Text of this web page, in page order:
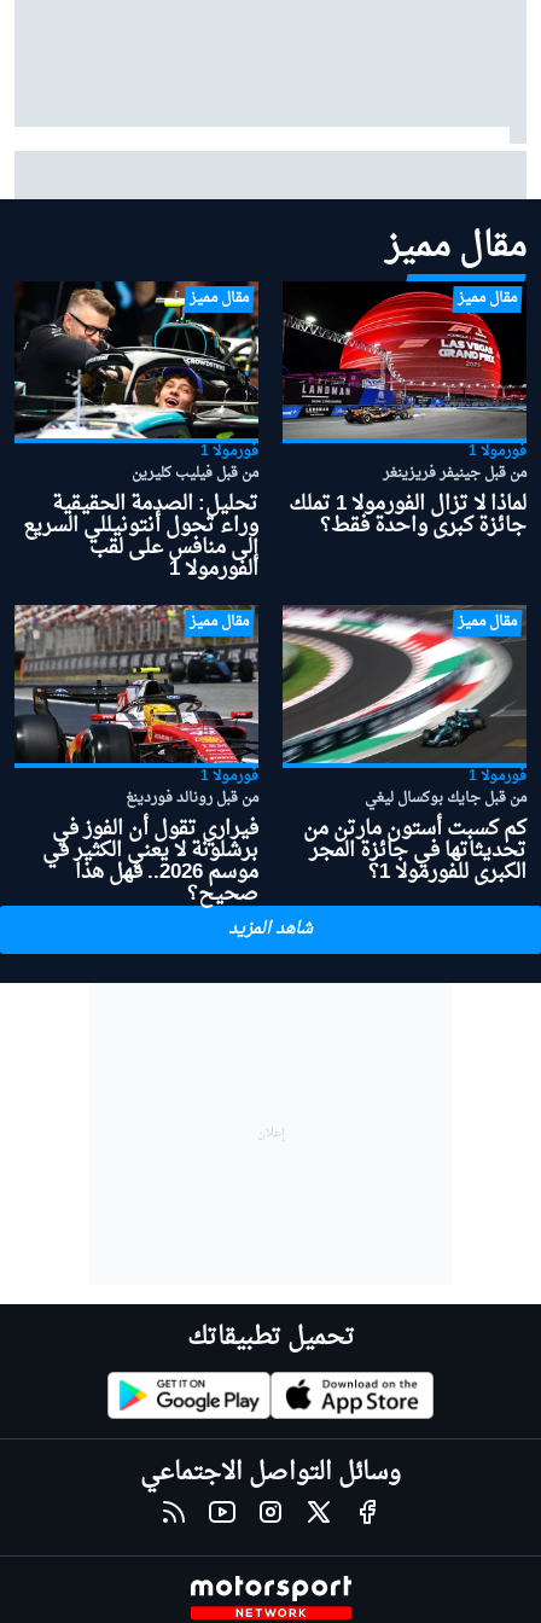
بينوتو يردّ على شائعات ساينز وبياسـتري: "نحن سعداء
مقال مميز
مقال مميز
فورمولا 1
من قبل جينيفر فريزينغر
لماذا لا تزال الفورمولا 1 تملك
جائزة كبرى واحدة فقط؟
مقال مميز
فورمولا 1
من قبل فيليب كليرين
تحليل: الصدمة الحقيقية
وراء تحول أنتونيللي السريع
إلى منافس على لقب
الفورمولا 1
مقال مميز
فورمولا 1
من قبل جايك بوكسال ليغي
كم كسبت أستون مارتن من
تحديثاتها في جائزة المجر
الكبرى للفورمولا 1؟
مقال مميز
فورمولا 1
من قبل رونالد فوردينغ
فيراري تقول أن الفوز في
برشلونة لا يعني الكثير في
موسم 2026.. فهل هذا
صحيح؟
شاهد المزيد
تحميل تطبيقاتك
وسائل التواصل الاجتماعي